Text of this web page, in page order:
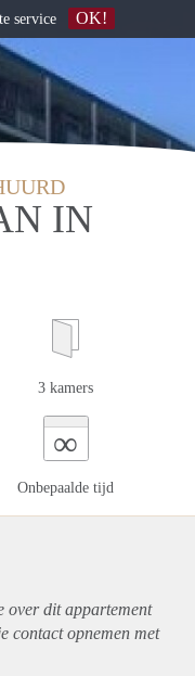
IN
3 kamers
∞
Onbepaalde tijd
over ditappartement
contact opnemen met
service OK!